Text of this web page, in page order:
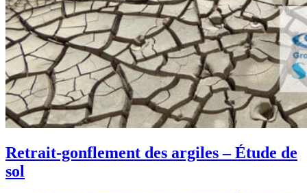
Retrait-gonflement des argiles – Étude de
sol